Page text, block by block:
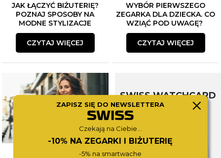
JAK ŁĄCZYĆ BIŻUTERIĘ?
POZNAJ SPOSOBY NA
MODNE STYLIZACJE
CZYTAJ WIĘCEJ
WYBÓR PIERWSZEGO
ZEGARKA DLA DZIECKA. CO
WZIĄĆ POD UWAGĘ?
CZYTAJ WIĘCEJ
SWISS WATCHCARD
ZAPISZ SIĘ DO NEWSLETTERA
Czekają na Ciebie...
-10% NA ZEGARKI I BIŻUTERIĘ
-5% na smartwache